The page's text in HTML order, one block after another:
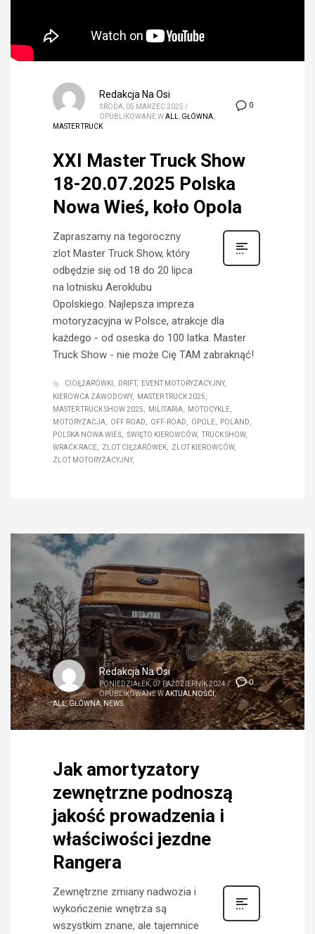
0
Redakcja Na Osi
ŚRODA, 05 MARZEC 2025 /
OPUBLIKOWANE WALL, GŁÓWNA,
MASTER TRUCK
XXI Master Truck Show
18-20.07.2025 Polska
Nowa Wieś, koło Opola
Zapraszamy na tegoroczny
zlot Master Truck Show, który
odbędzie się od 18 do 20 lipca
na lotnisku Aeroklubu
Opolskiego. Najlepsza impreza
motoryzacyjna w Polsce, atrakcje dla
każdego - od oseska do 100 latka. Master
Truck Show - nie może Cię TAM zabraknąć!
CIOĘŻARÓWKI DRIFT
EVENT MOTORYZACYJNY
KIEROWCA ZAWODOWY
MASTER TRUCK 2025
MASTER TRUCK SHOW 2025
MILITARIA
MOTOCYKLE
MOTORYZACJA
OFF ROAD OFF-ROAD OPOLE
POLAND
POLSKA NOWA WIEŚ
ŚWIĘTO KIEROWCÓW
TRUCK SHOW
WRACK RACE
ZLOT CIĘŻARÓWEK
ZLOT KIEROWCÓW
ZLOT MOTORYZACYJNY
0
Redakcja Na Osi
PONIEDZIAŁEK, 07 PAŹDZIERNIK 2024 /
OPUBLIKOWANE WAKTUALNOŚCI,
ALL,GŁÓWNA,NEWS
Jak amortyzatory
zewnętrzne podnoszą
jakość prowadzenia i
właściwości jezdne
Rangera
Zewnętrzne zmiany nadwozia i
wykończenie wnętrza są
wszystkim znane, ale tajemnice